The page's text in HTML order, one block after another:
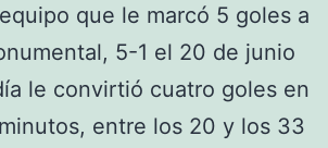
que le marcó 5 goles a
5-1 el 20 de junio
le convirtió cuatro goles en
entre los 20 y los 33